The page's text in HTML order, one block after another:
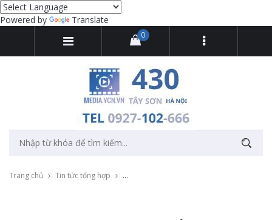
Powered by Translate
0
Trang chủ Tin tức tổng hợp Bộ ảnh những khoảnh khắc đáng yêu của